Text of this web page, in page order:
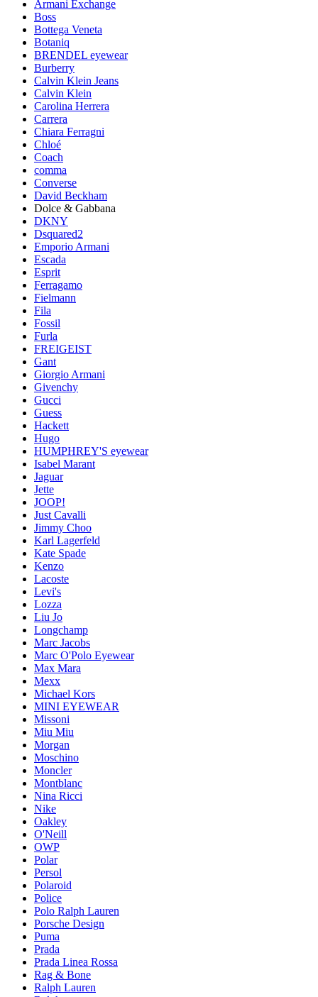
Armani Exchange
Boss
Bottega Veneta
Botaniq
BRENDEL eyewear
Burberry
Calvin Klein Jeans
Calvin Klein
Carolina Herrera
Carrera
Chiara Ferragni
Chloé
Coach
comma
Converse
David Beckham
Dolce & Gabbana
DKNY
Dsquared2
Emporio Armani
Escada
Esprit
Ferragamo
Fielmann
Fila
Fossil
Furla
FREIGEIST
Gant
Giorgio Armani
Givenchy
Gucci
Guess
Hackett
Hugo
HUMPHREY'S eyewear
Isabel Marant
Jaguar
Jette
JOOP!
Just Cavalli
Jimmy Choo
Karl Lagerfeld
Kate Spade
Kenzo
Lacoste
Levi's
Lozza
Liu Jo
Longchamp
Marc Jacobs
Marc O'Polo Eyewear
Max Mara
Mexx
Michael Kors
MINI EYEWEAR
Missoni
Miu Miu
Morgan
Moschino
Moncler
Montblanc
Nina Ricci
Nike
Oakley
O'Neill
OWP
Polar
Persol
Polaroid
Police
Polo Ralph Lauren
Porsche Design
Puma
Prada
Prada Linea Rossa
Rag & Bone
Ralph Lauren